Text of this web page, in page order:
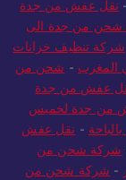
- نقل عفش من جدة
شحن من جدة الى
شركة تنظيف خزانات
المغرب - شحن من
عفش من جدة
من جدة لخميس
- نقل عفش
شركة شحن من
- شركة شحن من